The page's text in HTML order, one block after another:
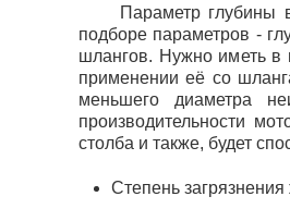
Параметр глубины
подборе параметров -
шлангов. Нужно иметь в
применении её со
меньшего диаметра
производительности
столба и также, будет
Степень